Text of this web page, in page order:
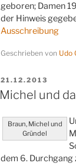
geboren; Damen
der Hinweis
Ausschreibung
Geschrieben von Udo
VERÖFFENTLICHT
AM
21.12.2013
Michel und
Braun, Michel und
Gründel
dem 6. Durchgang